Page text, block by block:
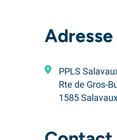
PPLS
Rte de Gros-
1585